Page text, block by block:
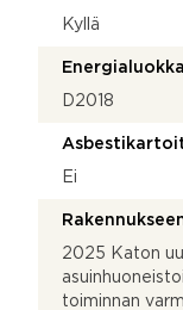
Kyllä
D2018
Ei
2025 Katon
toiminnan